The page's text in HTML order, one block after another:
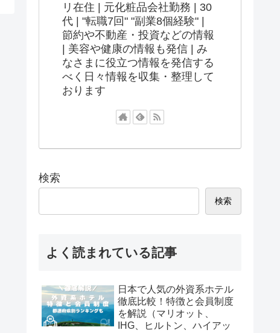
リ在住 | 元化粧品会社勤務 | 30
代 | "転職7回" "副業8個経験" |
節約や不動産・投資などの情報
| 美容や健康の情報も発信 | み
なさまに役立つ情報を発信する
べく日々情報を収集・整理して
おります
検索
検索
よく読まれている記事
日本で人気の外資系ホテル
徹底比較！特徴と会員制度
を解説（マリオット、
IHG、ヒルトン、ハイアッ